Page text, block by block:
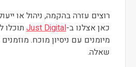
כאן אצלנו ב-Just Digitalתוכלו
מיומנים עם ניסיון מוכח.
שאלה.